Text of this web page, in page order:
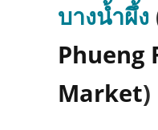
บางน้ำผึ้ง
Phueng
Market)